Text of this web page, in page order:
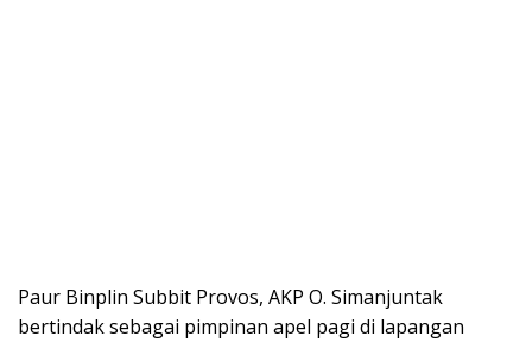
Paur Binplin Subbit Provos, AKP O. Simanjuntak
bertindak sebagai pimpinan apel pagi di lapangan